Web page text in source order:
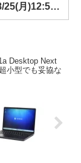
25(月)12:59
Desktop Next
小型でも妥協な